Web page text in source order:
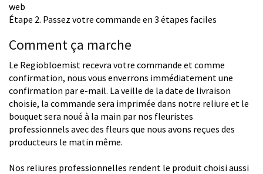
web
Étape 2. Passez votre commande en 3 étapes faciles
Comment ça marche
Le Regiobloemist recevra votre commande et comme
confirmation, nous vous enverrons immédiatement une
confirmation par e-mail. La veille de la date de livraison
choisie, la commande sera imprimée dans notre reliure et le
bouquet sera noué à la main par nos fleuristes
professionnels avec des fleurs que nous avons reçues des
producteurs le matin même.
Nos reliures professionnelles rendent le produit choisi aussi